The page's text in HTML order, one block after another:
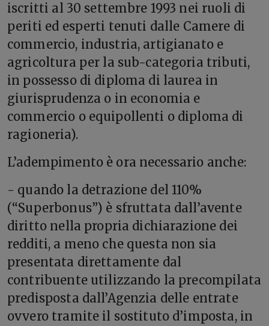
iscritti al 30 settembre 1993 nei ruoli di
periti ed esperti tenuti dalle Camere di
commercio, industria, artigianato e
agricoltura per la sub-categoria tributi,
in possesso di diploma di laurea in
giurisprudenza o in economia e
commercio o equipollenti o diploma di
ragioneria).
L’adempimento è ora necessario anche:
- quando la detrazione del 110%
(“Superbonus”) è sfruttata dall’avente
diritto nella propria dichiarazione dei
redditi, a meno che questa non sia
presentata direttamente dal
contribuente utilizzando la precompilata
predisposta dall’Agenzia delle entrate
ovvero tramite il sostituto d’imposta, in